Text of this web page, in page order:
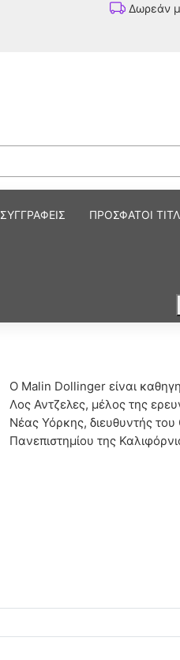
Δωρεάν
ΣΥΓΓΡΑΦΕΙΣ ΠΡΟΣΦΑΤΟΙ
Ο Malin Dollinger είναι
Λος Αντζελες, μέλος της
Νέας Υόρκης, διευθυντής
Πανεπιστημίου της